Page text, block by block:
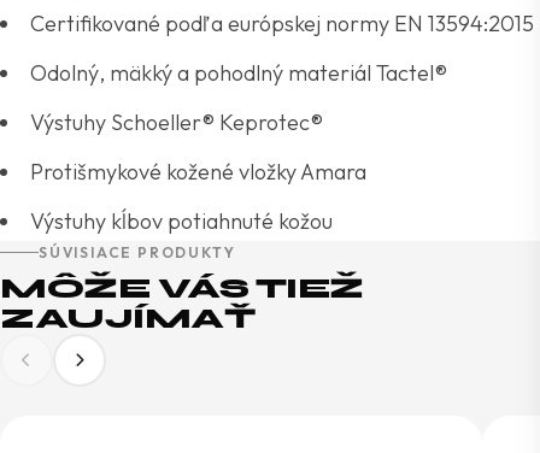
Certifikované podľa európskej normy EN 13594:2015
Odolný, mäkký a pohodlný materiál Tactel®
Výstuhy Schoeller® Keprotec®
Protišmykové kožené vložky Amara
Výstuhy kĺbov potiahnuté kožou
SÚVISIACE PRODUKTY
MÔŽE VÁS TIEŽ
ZAUJÍMAŤ